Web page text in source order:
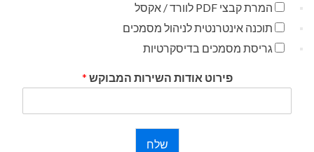
המרת קבצי PDF לוורד / אקסל
תוכנה אינטרנטית לניהול מסמכים
גריסת מסמכים בדיסקרטיות
פירוט אודות השירות המבוקש *
שלח